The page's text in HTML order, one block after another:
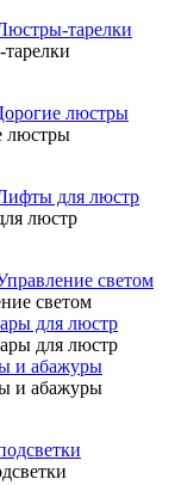
тарелки
люстры
люстры
для люстр
люстр
светом
светом
для люстр
для люстр
и абажуры
и абажуры